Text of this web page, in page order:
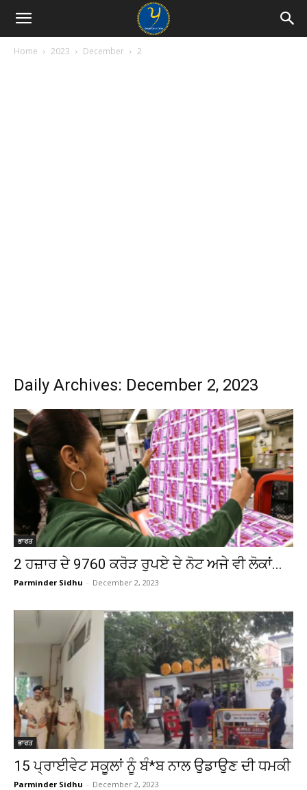
Home 2023 December 2
Daily Archives: December 2, 2023
ਭਾਰਤ
2 ਹਜ਼ਾਰ ਦੇ 9760 ਕਰੋੜ ਰੁਪਏ ਦੇ ਨੋਟ ਅਜੇ ਵੀ ਲੋਕਾਂ...
Parminder Sidhu - December 2, 2023
ਭਾਰਤ
15 ਪ੍ਰਾਈਵੇਟ ਸਕੂਲਾਂ ਨੂੰ ਬੰ*ਬ ਨਾਲ ਉਡਾਉਣ ਦੀ ਧਮਕੀ
Parminder Sidhu - December 2, 2023